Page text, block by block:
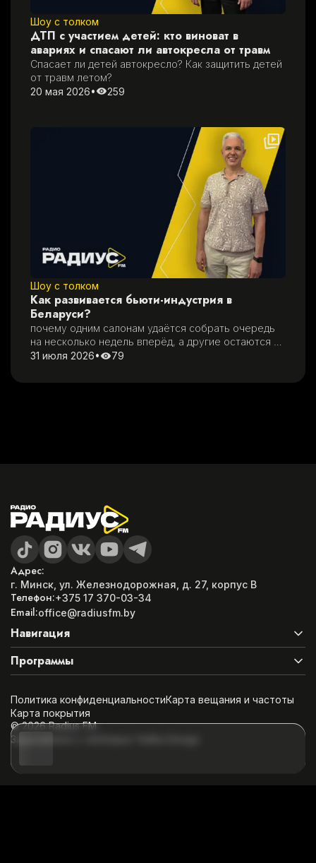
Шоу с толком
ДТП с участием детей: кто виноват в
авариях и спасают ли автокресла от травм
Спасает ли детей автокресло? Как защитить детей
от травм летом?
20 мая 2026• 259
Шоу с толком
Как развивается бьюти-индустрия в
Беларуси?
почему одним салонам удаётся собрать очередь
на несколько недель вперёд, а другие остаются
без клиентов
31 июля 2026• 79
Адрес:
г. Минск, ул. Железнодорожная, д. 27, корпус B
Телефон:+375 17 370-03-34
Email:office@radiusfm.by
Навигация
Что играло?
Программы
Подкасты
Новости
Команда
О радио
Программы
Пробудители
Отличный день
АвтоДрайв
Top Chart Radius FM
ВсеЛенские истории
Политика конфиденциальностиКарта вещания и частоты
Карта покрытия
©2026Radius FM
Задизайнено с любовью